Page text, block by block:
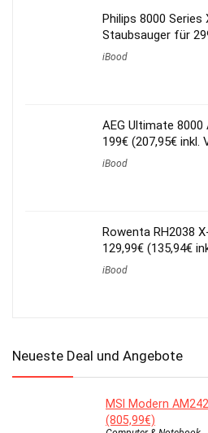
Philips 8000 Series
Staubsauger für
iBood
AEG Ultimate
199€ (207,95€ inkl.
iBood
Rowenta RH2038
129,99€ (135,94€
iBood
Neueste Deal und Angebote
MSI Modern
(805,99€)